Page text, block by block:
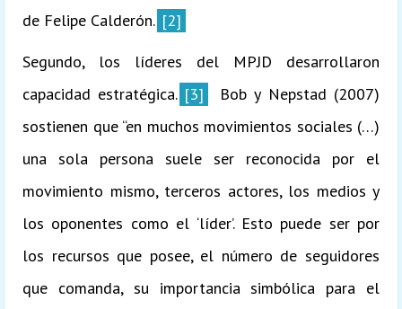
de Felipe Calderón. [2]
Segundo, los líderes del MPJD desarrollaron
capacidad estratégica. [3]
Bob y Nepstad (2007)
sostienen que “en muchos movimientos sociales (…)
una sola persona suele ser reconocida por el
movimiento mismo, terceros actores, los medios y
los oponentes como el ‘líder’. Esto puede ser por
los recursos que posee, el número de seguidores
que comanda, su importancia simbólica para el